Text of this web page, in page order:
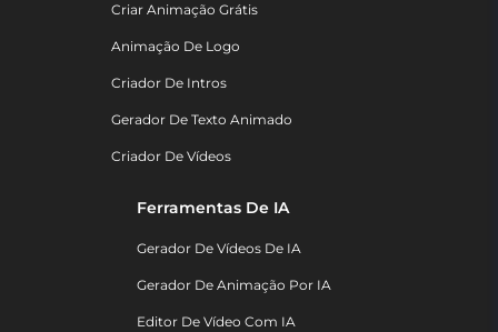
Criar Animação Grátis
Animação De Logo
Criador De Intros
Gerador De Texto Animado
Criador De Vídeos
Ferramentas De IA
Gerador De Vídeos De IA
Gerador De Animação Por IA
Editor De Vídeo Com IA